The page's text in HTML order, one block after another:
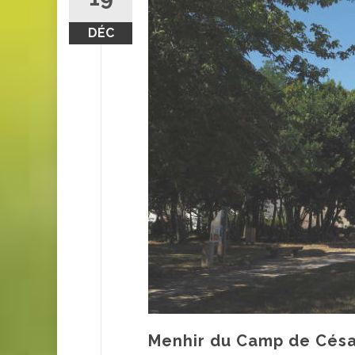
DÉC
Menhir du Camp de